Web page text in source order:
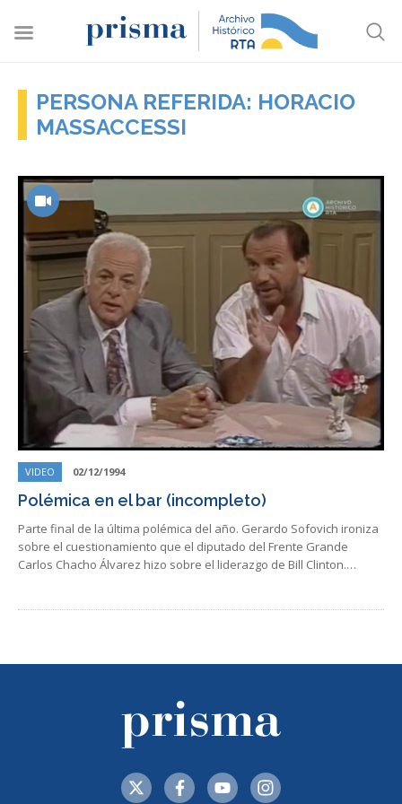
PERSONA REFERIDA: HORACIO
MASSACCESSI
VIDEO 02/12/1994
Polémica en el bar (incompleto)
Parte final de la última polémica del año. Gerardo Sofovich ironiza
sobre el cuestionamiento que el diputado del Frente Grande
Carlos Chacho Álvarez hizo sobre el liderazgo de Bill Clinton.…